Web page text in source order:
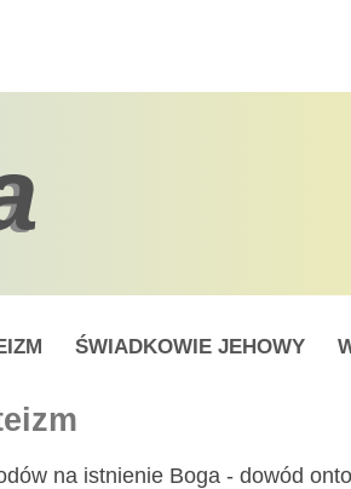
ŚWIADKOWIE JEHOWY
na istnienie Boga - dowód